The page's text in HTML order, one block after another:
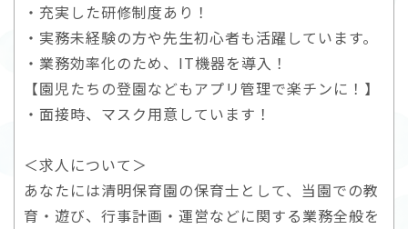
・充実した研修制度あり！
・実務未経験の方や先生初心者も活躍しています。
・業務効率化のため、IT機器を導入！
【園児たちの登園などもアプリ管理で楽チンに！】
・面接時、マスク用意しています！
＜求人について＞
あなたには清明保育園の保育士として、当園での教
育・遊び、行事計画・運営などに関する業務全般を